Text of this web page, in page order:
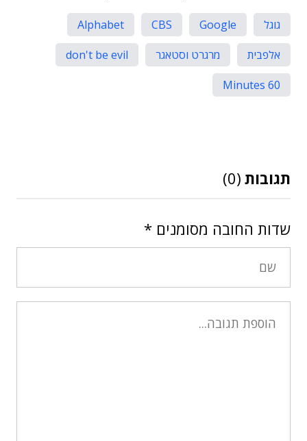
גוגל Google
CBS
Alphabet
אלפבית
מרגרט וסטאגר
don't be evil
60 Minutes
תגובות (0)
שדות החובה מסומנים *